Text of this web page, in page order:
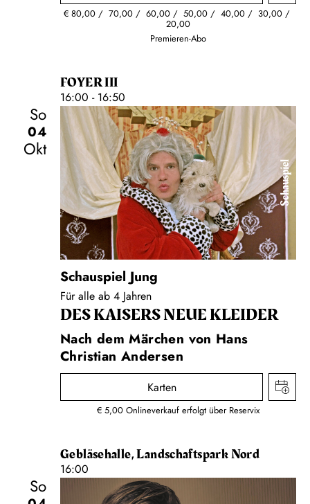
€ 80,00 70,00 60,00 50,00 40,00 30,00
20,00
Premieren-Abo
FOYER III
16:00 - 16:50
So
04
Okt
Schauspiel
Schauspiel Jung
Für alle ab 4 Jahren
DES KAISERS NEUE KLEIDER
Nach dem Märchen von Hans
Christian Andersen
Karten
€ 5,00 Onlineverkauf erfolgt über Reservix
Gebläsehalle, Landschaftspark Nord
16:00
So